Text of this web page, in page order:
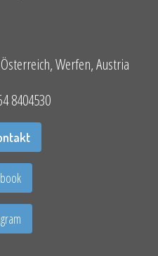
Werfen, Austria
8404530